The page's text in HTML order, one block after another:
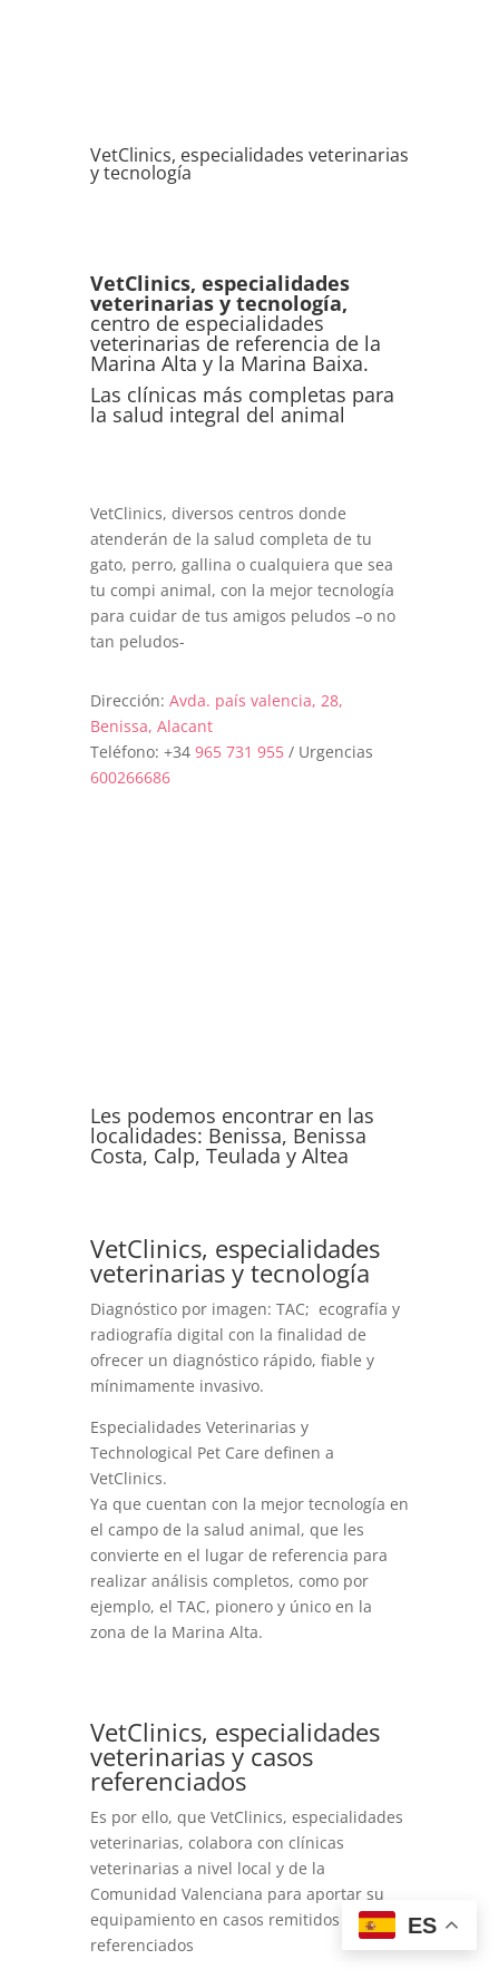
VetClinics, especialidades veterinarias
y tecnología
VetClinics, especialidades
veterinarias y tecnología,
centro de especialidades
veterinarias de referencia de la
Marina Alta y la Marina Baixa.
Las clínicas más completas para
la salud integral del animal
VetClinics, diversos centros donde
atenderán de la salud completa de tu
gato, perro, gallina o cualquiera que sea
tu compi animal, con la mejor tecnología
para cuidar de tus amigos peludos –o no
tan peludos-
Dirección: Avda. país valencia, 28,
Benissa, Alacant
Teléfono: +34 965 731 955/ Urgencias
600266686
Les podemos encontrar en las
localidades: Benissa, Benissa
Costa, Calp, Teulada y Altea
​VetClinics, especialidades
veterinarias y tecnología
Diagnóstico por imagen: TAC; ecografía y
radiografía digital con la finalidad de
ofrecer un diagnóstico rápido, fiable y
mínimamente invasivo.
Especialidades Veterinarias y
Technological Pet Care definen a
VetClinics.
Ya que cuentan con la mejor tecnología en
el campo de la salud animal, que les
convierte en el lugar de referencia para
realizar análisis completos, como por
ejemplo, el TAC, pionero y único en la
zona de la Marina Alta.
VetClinics, especialidades
veterinarias y casos
referenciados
Es por ello, que VetClinics, especialidades
veterinarias, colabora con clínicas
veterinarias a nivel local y de la
Comunidad Valenciana para aportar su
equipamiento en casos remitidos y
referenciados
ES